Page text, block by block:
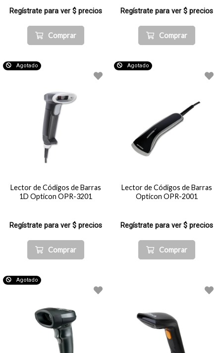
Regístrate para ver $ precios
Comprar
Regístrate para ver $ precios
Comprar
Agotado
Lector de Códigos de Barras
1D Opticon OPR-3201
Regístrate para ver $ precios
Comprar
Agotado
Lector de Códigos de Barras
Opticon OPR-2001
Regístrate para ver $ precios
Comprar
Agotado